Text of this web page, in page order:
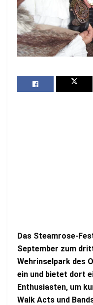
Das Steamrose-
September zum
Wehrinselpark des
ein und bietet dort
Enthusiasten, um
Walk Acts und